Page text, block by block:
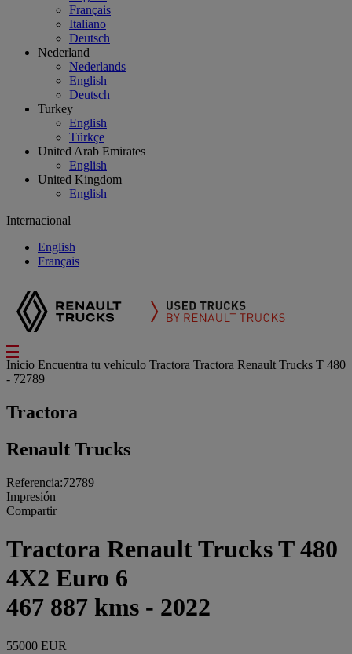
Français
Italiano
Deutsch
Nederland
Nederlands
English
Deutsch
Turkey
English
Türkçe
United Arab Emirates
English
United Kingdom
English
Internacional
English
Français
Inicio Encuentra tu vehículo Tractora Tractora Renault Trucks T 480
- 72789
Tractora
Renault Trucks
Referencia:72789
Impresión
Compartir
Tractora Renault Trucks T 480
4X2 Euro 6
467 887 kms - 2022
55000 EUR